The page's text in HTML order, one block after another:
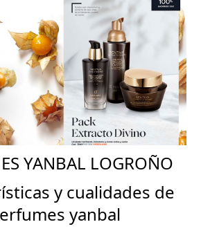
YANBAL LOGROÑO
y cualidades de
yanbal